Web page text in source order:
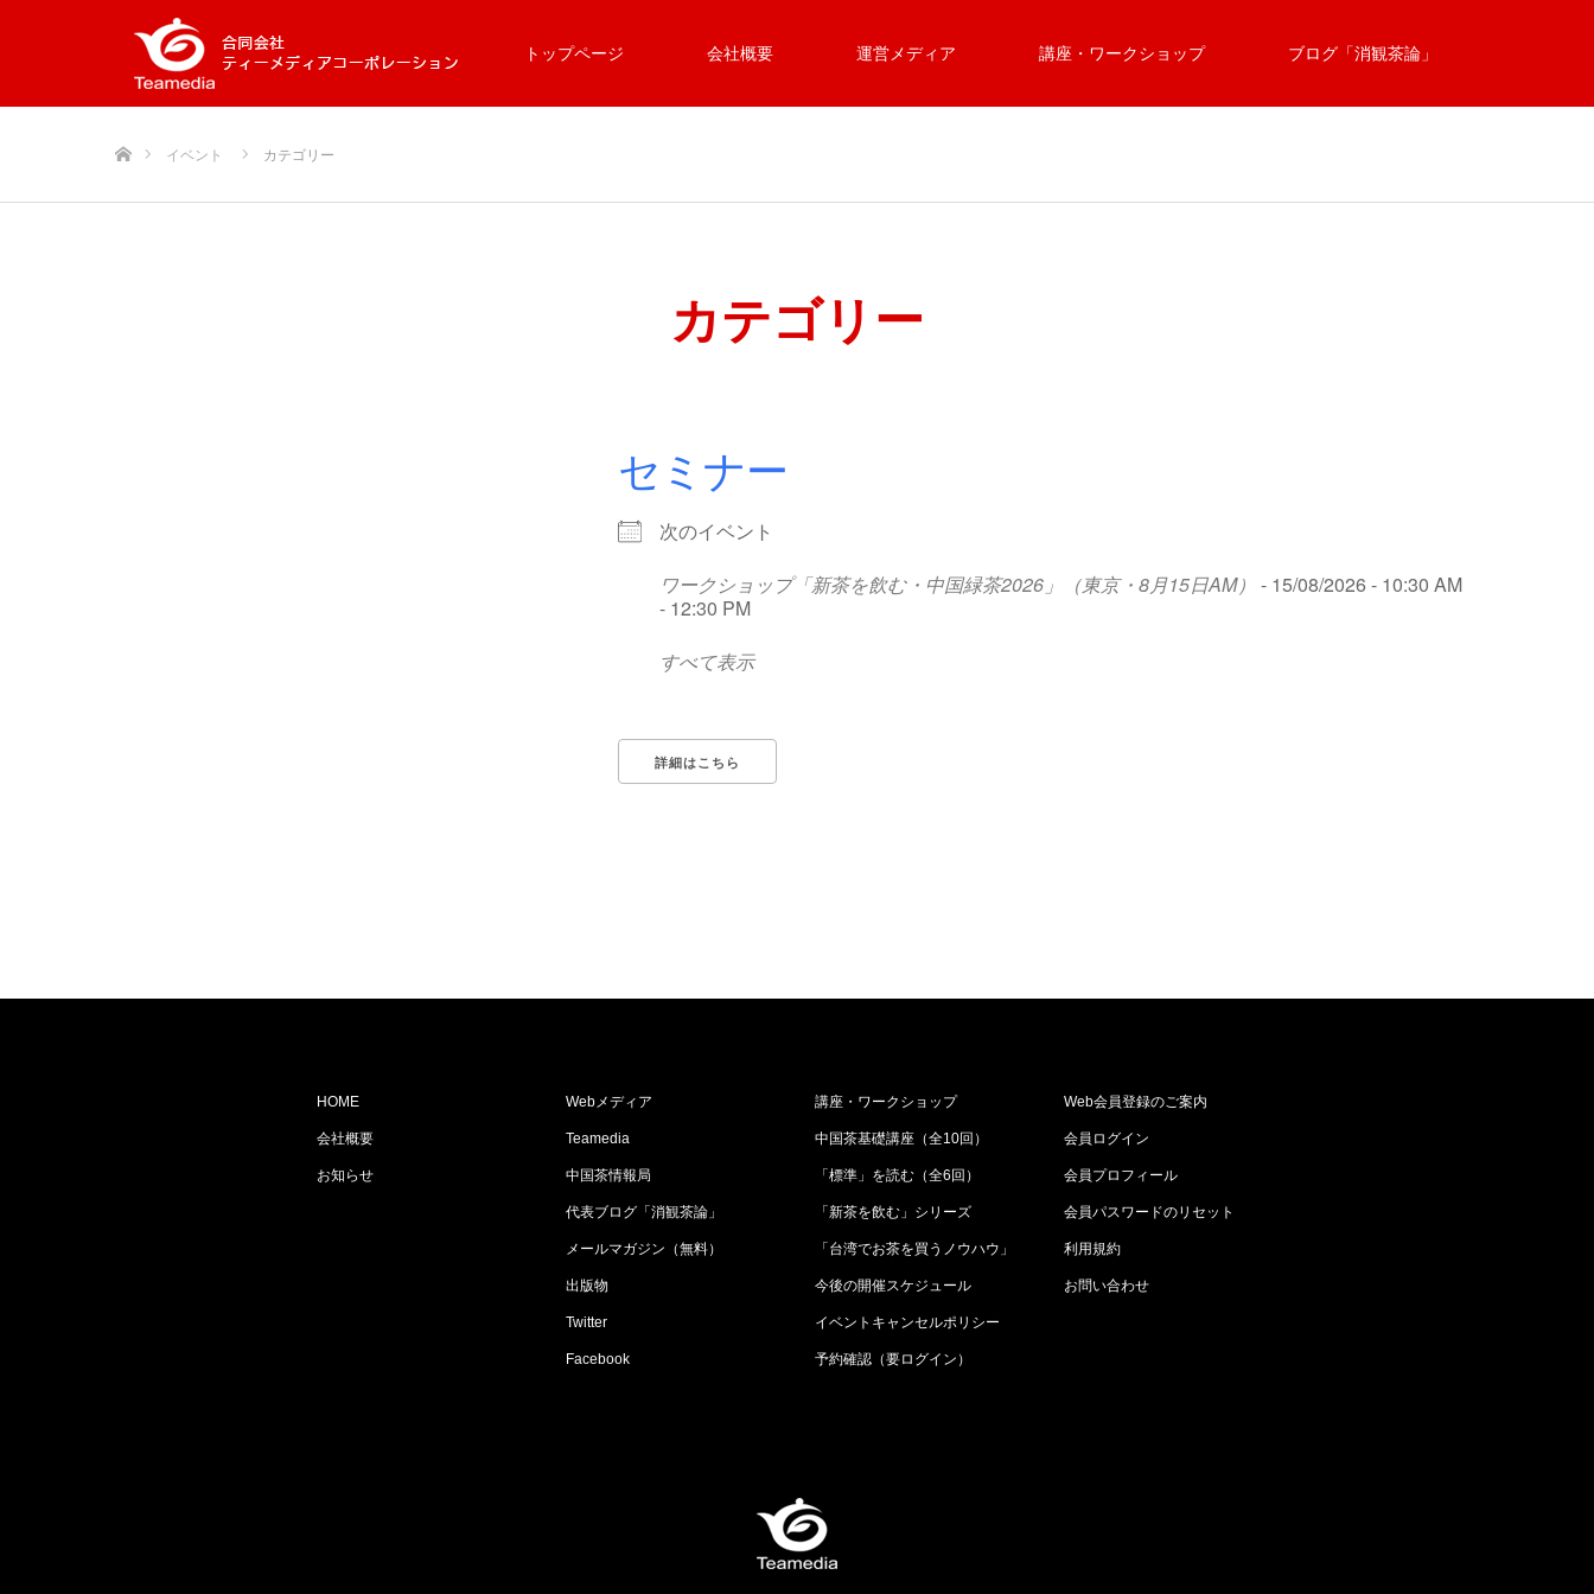
トップページ 会社概要 運営メディア 講座・ワークショップ ブログ「消観茶論」
イベント カテゴリー
カテゴリー
セミナー
次のイベント
ワークショップ「新茶を飲む・中国緑茶2026」（東京・8月15日AM） - 15/08/2026 - 10:30 AM
- 12:30 PM
すべて表示
詳細はこちら
HOME
会社概要
お知らせ
Webメディア
Teamedia
中国茶情報局
代表ブログ「消観茶論」
メールマガジン（無料）
出版物
Twitter
Facebook
講座・ワークショップ
中国茶基礎講座（全10回）
「標準」を読む（全6回）
「新茶を飲む」シリーズ
「台湾でお茶を買うノウハウ」
今後の開催スケジュール
イベントキャンセルポリシー
予約確認（要ログイン）
Web会員登録のご案内
会員ログイン
会員プロフィール
会員パスワードのリセット
利用規約
お問い合わせ